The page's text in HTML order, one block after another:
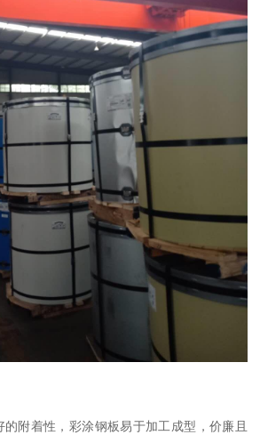
的附着性，彩涂钢板易于加工成型，价廉且